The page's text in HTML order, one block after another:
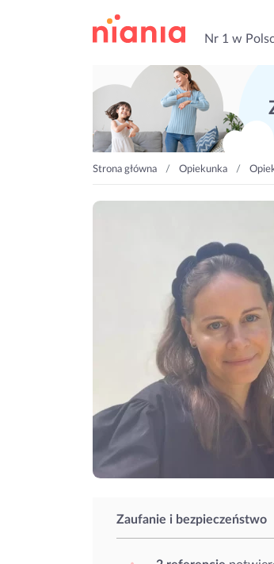
Nr 1 w
Strona główna Opiekunka
Zaufanie i bezpieczeństwo